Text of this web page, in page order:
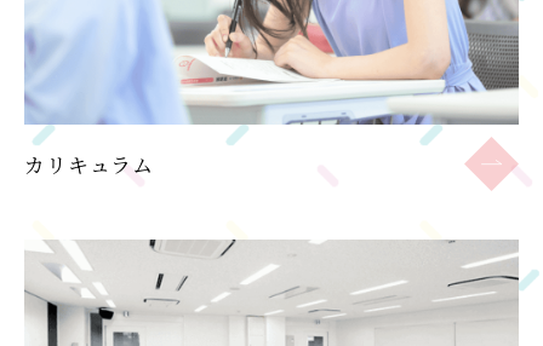
カリキュラム